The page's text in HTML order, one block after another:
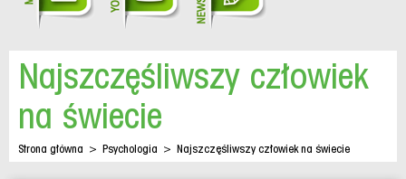
Najszczęśliwszy człowiek
na świecie
Strona główna > Psychologia > Najszczęśliwszy człowiek na świecie